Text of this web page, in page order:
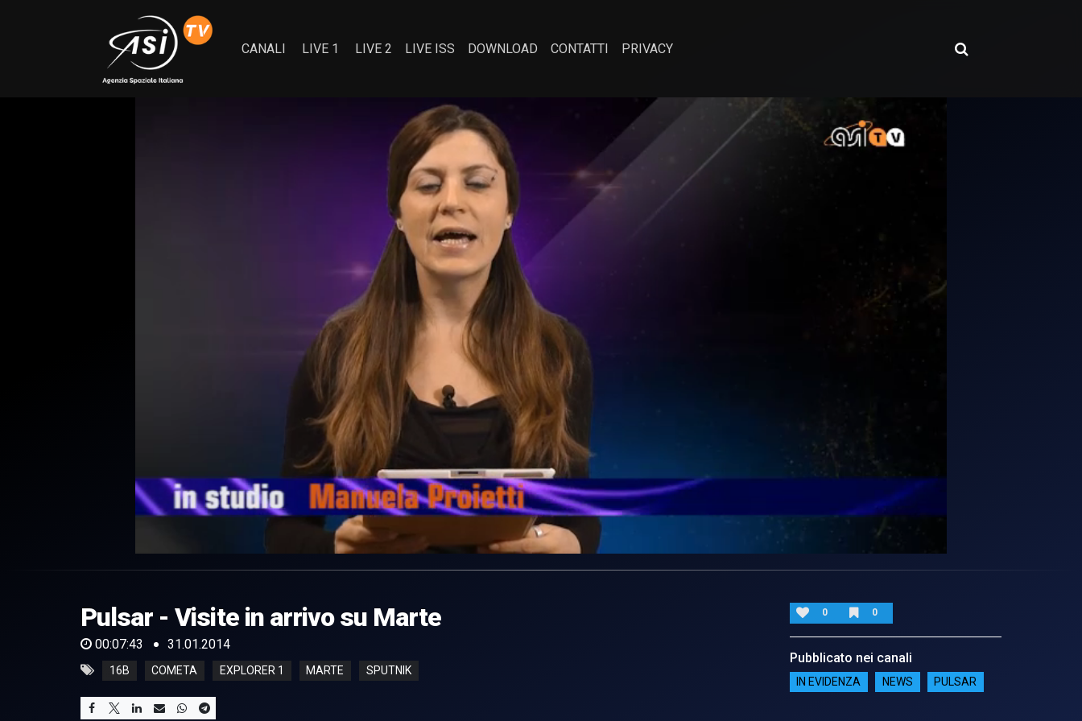
CANALI LIVE 1 LIVE 2 LIVE ISS DOWNLOAD CONTATTI PRIVACY
of
43
secondsVolume
0%
Pulsar - Visite in arrivo su Marte
00:07:43 31.01.2014
16B COMETA EXPLORER 1 MARTE SPUTNIK
0 0
Pubblicato nei canali
IN EVIDENZA NEWS PULSAR